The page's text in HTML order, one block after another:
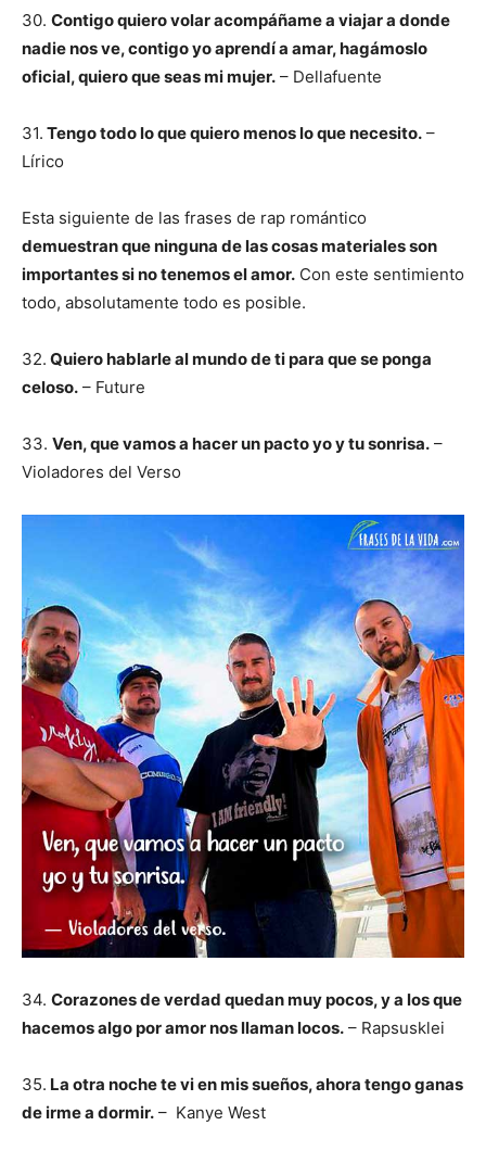
30. Contigo quiero volar acompáñame a viajar a donde
nadie nos ve, contigo yo aprendí a amar, hagámoslo
oficial, quiero que seas mi mujer. – Dellafuente
31. Tengo todo lo que quiero menos lo que necesito. –
Lírico
Esta siguiente de las frases de rap romántico
demuestran que ninguna de las cosas materiales son
importantes si no tenemos el amor. Con este sentimiento
todo, absolutamente todo es posible.
32. Quiero hablarle al mundo de ti para que se ponga
celoso. – Future
33. Ven, que vamos a hacer un pacto yo y tu sonrisa. –
Violadores del Verso
34. Corazones de verdad quedan muy pocos, y a los que
hacemos algo por amor nos llaman locos. – Rapsusklei
35. La otra noche te vi en mis sueños, ahora tengo ganas
de irme a dormir. – Kanye West